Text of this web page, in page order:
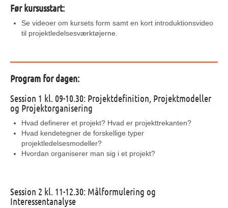
Før kursusstart:
Se videoer om kursets form samt en kort introduktionsvideo
til projektledelsesværktøjerne.
Program for dagen:
Session 1 kl. 09-10.30: Projektdefinition, Projektmodeller
og Projektorganisering
Hvad definerer et projekt? Hvad er projekttrekanten?
Hvad kendetegner de forskellige typer
projektledelsesmodeller?
Hvordan organiserer man sig i et projekt?
Session 2 kl. 11-12.30: Målformulering og
Interessentanalyse